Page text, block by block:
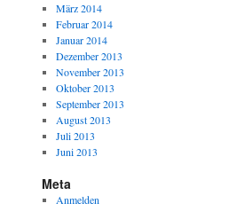
März 2014
Februar 2014
Januar 2014
Dezember 2013
November 2013
Oktober 2013
September 2013
August 2013
Juli 2013
Juni 2013
Meta
Anmelden